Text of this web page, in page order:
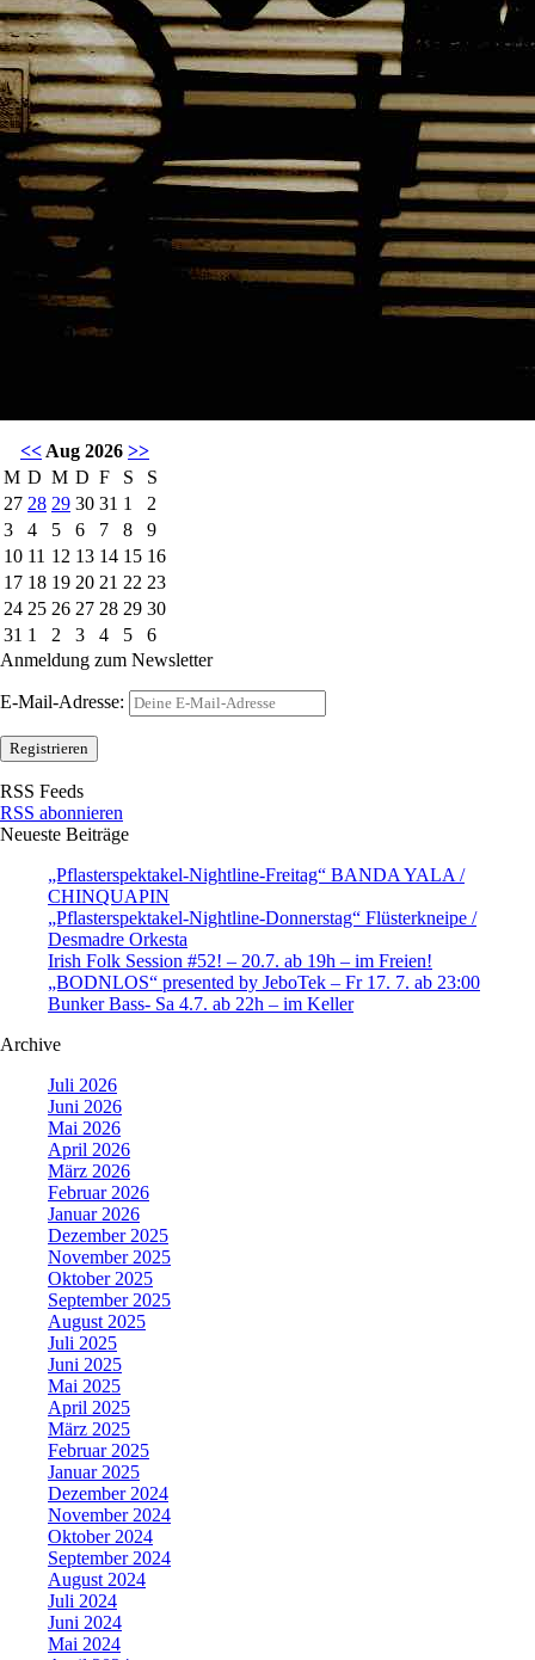
<< Aug 2026 >>
M D M D F S
S
27 28 29 30 31 1
2
3
4 5 6 7 8
9
10 11 12 13 14 15 16
17 18 19 20 21 22 23
24 25 26 27 28 29 30
31 1 2 3 4 5
6
Anmeldung zum Newsletter
E-Mail-Adresse:
RSS Feeds
RSS abonnieren
Neueste Beiträge
„Pflasterspektakel-Nightline-Freitag“ BANDA YALA /
CHINQUAPIN
„Pflasterspektakel-Nightline-Donnerstag“ Flüsterkneipe /
Desmadre Orkesta
Irish Folk Session #52! – 20.7. ab 19h – im Freien!
„BODNLOS“ presented by JeboTek – Fr 17. 7. ab 23:00
Bunker Bass- Sa 4.7. ab 22h – im Keller
Archive
Juli 2026
Juni 2026
Mai 2026
April 2026
März 2026
Februar 2026
Januar 2026
Dezember 2025
November 2025
Oktober 2025
September 2025
August 2025
Juli 2025
Juni 2025
Mai 2025
April 2025
März 2025
Februar 2025
Januar 2025
Dezember 2024
November 2024
Oktober 2024
September 2024
August 2024
Juli 2024
Juni 2024
Mai 2024